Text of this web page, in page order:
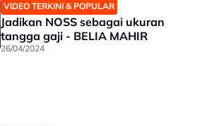
VIDEO TERKINI & POPULAR
Jadikan NOSS sebagai ukuran
tangga gaji - BELIA MAHIR
26/04/2024